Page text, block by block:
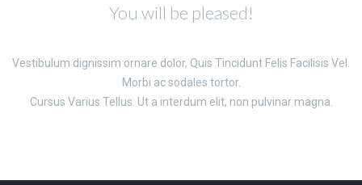
You will be pleased!
Vestibulum dignissim ornare dolor, Quis Tincidunt Felis Facilisis Vel.
Morbi ac sodales tortor.
Cursus Varius Tellus. Ut a interdum elit, non pulvinar magna.